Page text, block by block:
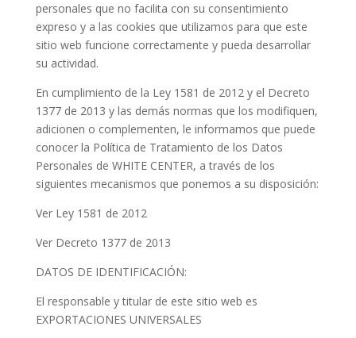
personales que no facilita con su consentimiento
expreso y a las cookies que utilizamos para que este
sitio web funcione correctamente y pueda desarrollar
su actividad.
En cumplimiento de la Ley 1581 de 2012 y el Decreto
1377 de 2013 y las demás normas que los modifiquen,
adicionen o complementen, le informamos que puede
conocer la Política de Tratamiento de los Datos
Personales de WHITE CENTER, a través de los
siguientes mecanismos que ponemos a su disposición:
Ver Ley 1581 de 2012
Ver Decreto 1377 de 2013
DATOS DE IDENTIFICACIÓN:
El responsable y titular de este sitio web es
EXPORTACIONES UNIVERSALES